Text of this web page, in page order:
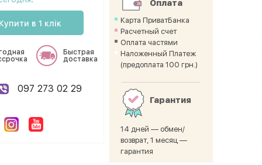
в 1 клік
Быстрая
доставка
097 273 02 29
Оплата
Карта ПриватБанка
Расчетный счет
Оплата частями
Наложенный Платеж
(предоплата 100 грн.)
Гарантия
14 дней — обмен/
возврат, 1 месяц —
гарантия